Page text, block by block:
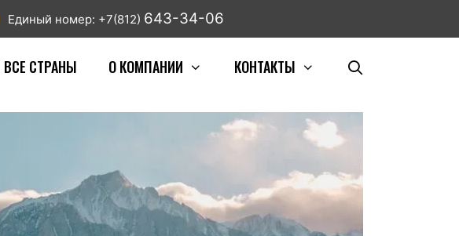
Единый номер: +7(812) 643-34-06
ВСЕ СТРАНЫ О КОМПАНИИ КОНТАКТЫ